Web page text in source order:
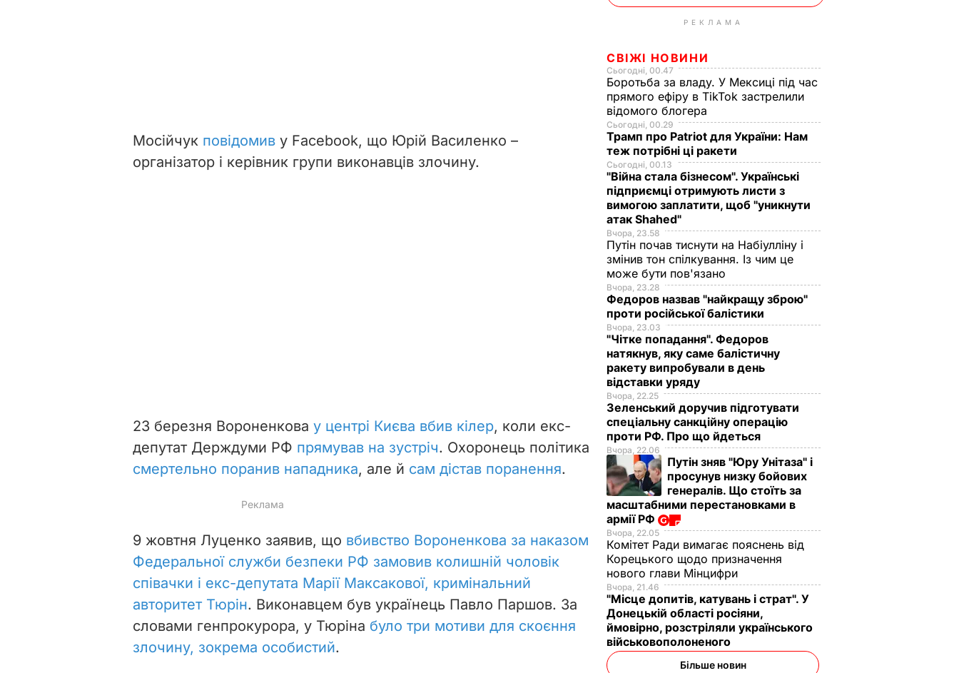
Мосійчук повідомив у Facebook, що Юрій Василенко –
організатор і керівник групи виконавців злочину.
23 березня Вороненкова у центрі Києва вбив кілер, коли екс-
депутат Держдуми РФ прямував на зустріч. Охоронець політика
смертельно поранив нападника, але й сам дістав поранення.
9 жовтня Луценко заявив, що вбивство Вороненкова за наказом
Федеральної служби безпеки РФ замовив колишній чоловік
співачки і екс-депутата Марії Максакової, кримінальний
авторитет Тюрін. Виконавцем був українець Павло Паршов. За
словами генпрокурора, у Тюріна було три мотиви для скоєння
злочину, зокрема особистий.
РЕКЛАМА
СВІЖІ НОВИНИ
Сьогодні, 00.47
Боротьба за владу. У Мексиці під час
прямого ефіру в TikTok застрелили
відомого блогера
Сьогодні, 00.29
Трамп про Patriot для України: Нам
теж потрібні ці ракети
Сьогодні, 00.13
"Війна стала бізнесом". Українські
підприємці отримують листи з
вимогою заплатити, щоб "уникнути
атак Shahed"
Вчора, 23.58
Путін почав тиснути на Набіулліну і
змінив тон спілкування. Із чим це
може бути пов'язано
Вчора, 23.28
Федоров назвав "найкращу зброю"
проти російської балістики
Вчора, 23.03
"Чітке попадання". Федоров
натякнув, яку саме балістичну
ракету випробували в день
відставки уряду
Вчора, 22.25
Зеленський доручив підготувати
спеціальну санкційну операцію
проти РФ. Про що йдеться
Вчора, 22.06
Путін зняв "Юру Унітаза" і
просунув низку бойових
генералів. Що стоїть за
масштабними перестановками в
армії РФ
Вчора, 22.05
Комітет Ради вимагає пояснень від
Корецького щодо призначення
нового глави Мінцифри
Вчора, 21.46
"Місце допитів, катувань і страт". У
Донецькій області росіяни,
ймовірно, розстріляли українського
військовополоненого
Більше новин